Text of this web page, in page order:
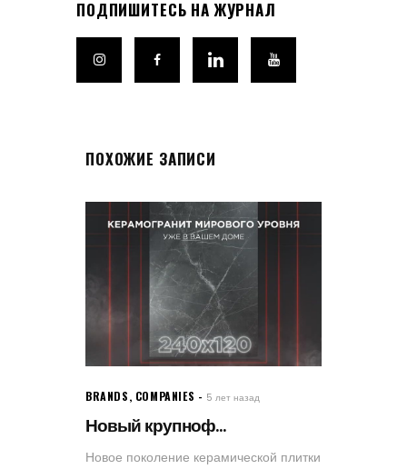
ПОДПИШИТЕСЬ НА ЖУРНАЛ
ПОХОЖИЕ ЗАПИСИ
BRANDS, COMPANIES 5 лет назад
Новый крупноф...
Новое поколение керамической плитки